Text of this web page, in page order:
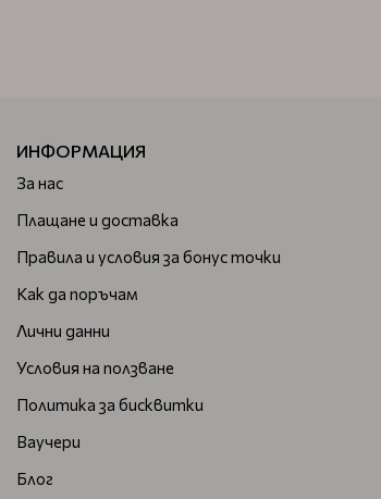
ИНФОРМАЦИЯ
За нас
Плащане и доставка
Правила и условия за бонус точки
Как да поръчам
Лични данни
Условия на ползване
Политика за бисквитки
Ваучери
Блог